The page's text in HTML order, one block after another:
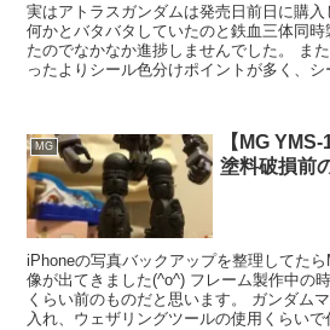
実はアトラスガンダムは発売日前日に購
何かとバタバタしていたのと鉄血三体同
たのでなかなか進捗しませんでした。 ま
ったよりシール色分けポイントが多く、シ
MG
【MG
塗料破損前
iPhoneの写真バックアップを整理してた
像が出てきました(^o^) フレーム製作中の
くらい前のものだと思います。 ガンダム
入れ、ウェザリングツールの使用くらいで